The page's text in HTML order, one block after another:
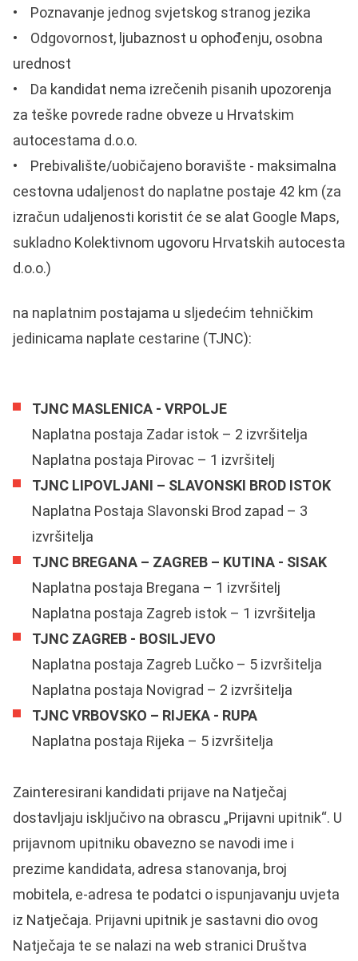
• Poznavanje jednog svjetskog stranog jezika
• Odgovornost, ljubaznost u ophođenju, osobna
urednost
• Da kandidat nema izrečenih pisanih upozorenja
za teške povrede radne obveze u Hrvatskim
autocestama d.o.o.
• Prebivalište/uobičajeno boravište - maksimalna
cestovna udaljenost do naplatne postaje 42 km (za
izračun udaljenosti koristit će se alat Google Maps,
sukladno Kolektivnom ugovoru Hrvatskih autocesta
d.o.o.)
na naplatnim postajama u sljedećim tehničkim
jedinicama naplate cestarine (TJNC):
TJNC MASLENICA - VRPOLJE
Naplatna postaja Zadar istok – 2 izvršitelja
Naplatna postaja Pirovac – 1 izvršitelj
TJNC LIPOVLJANI – SLAVONSKI BROD ISTOK
Naplatna Postaja Slavonski Brod zapad – 3
izvršitelja
TJNC BREGANA – ZAGREB – KUTINA - SISAK
Naplatna postaja Bregana – 1 izvršitelj
Naplatna postaja Zagreb istok – 1 izvršitelja
TJNC ZAGREB - BOSILJEVO
Naplatna postaja Zagreb Lučko – 5 izvršitelja
Naplatna postaja Novigrad – 2 izvršitelja
TJNC VRBOVSKO – RIJEKA - RUPA
Naplatna postaja Rijeka – 5 izvršitelja
Zainteresirani kandidati prijave na Natječaj
dostavljaju isključivo na obrascu „Prijavni upitnik“. U
prijavnom upitniku obavezno se navodi ime i
prezime kandidata, adresa stanovanja, broj
mobitela, e-adresa te podatci o ispunjavanju uvjeta
iz Natječaja. Prijavni upitnik je sastavni dio ovog
Natječaja te se nalazi na web stranici Društva